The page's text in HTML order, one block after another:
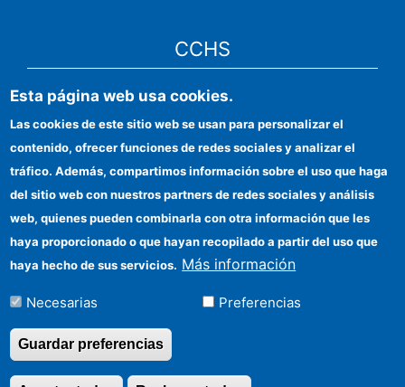
CCHS
Sede electrónica CSIC
Identidad institucional
Información para proveedores
Ayudas FEDER
Organismos financiadores
Contacto
Cómo llegar
Esta página web usa cookies.
Las cookies de este sitio web se usan para personalizar el
contenido, ofrecer funciones de redes sociales y analizar el
tráfico. Además, compartimos información sobre el uso que haga
del sitio web con nuestros partners de redes sociales y análisis
web, quienes pueden combinarla con otra información que les
haya proporcionado o que hayan recopilado a partir del uso que
haya hecho de sus servicios. Más información
Necesarias Preferencias
Guardar preferencias